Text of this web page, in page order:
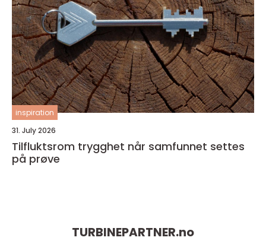
inspiration
31. July 2026
Tilfluktsrom trygghet når samfunnet settes
på prøve
TURBINEPARTNER.no